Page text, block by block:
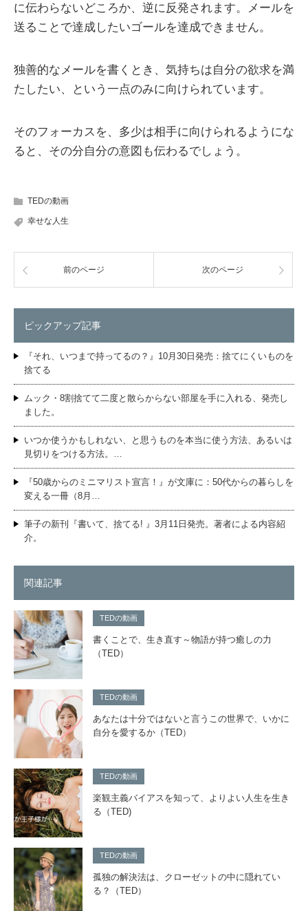
に伝わらないどころか、逆に反発されます。メールを
送ることで達成したいゴールを達成できません。
独善的なメールを書くとき、気持ちは自分の欲求を満
たしたい、という一点のみに向けられています。
そのフォーカスを、多少は相手に向けられるようにな
ると、その分自分の意図も伝わるでしょう。
TEDの動画
幸せな人生
前のページ 次のページ
ピックアップ記事
『それ、いつまで持ってるの？』10月30日発売：捨てにくいものを
捨てる
ムック・8割捨てて二度と散らからない部屋を手に入れる、発売し
ました。
いつか使うかもしれない、と思うものを本当に使う方法、あるいは
見切りをつける方法。…
『50歳からのミニマリスト宣言！』が文庫に：50代からの暮らしを
変える一冊（8月…
筆子の新刊『書いて、捨てる! 』3月11日発売。著者による内容紹
介。
関連記事
TEDの動画
書くことで、生き直す～物語が持つ癒しの力
（TED）
TEDの動画
あなたは十分ではないと言うこの世界で、いかに
自分を愛するか（TED）
TEDの動画
楽観主義バイアスを知って、よりよい人生を生き
る（TED)
TEDの動画
孤独の解決法は、クローゼットの中に隠れてい
る？（TED）